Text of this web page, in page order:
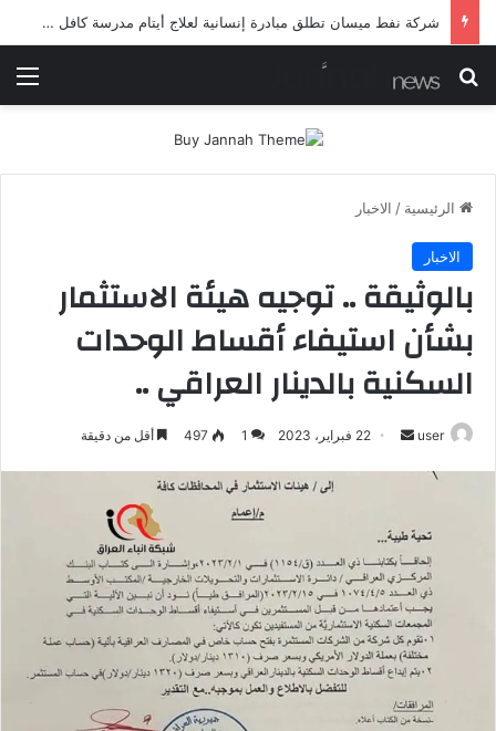
شرطة ميسان تلقي القبض على مطلقي العيارات النارية أثناء تشييع جنائزي في العمارة
بحث عن
الرئيسية / الاخبار
الاخبار
بالوثيقة .. توجيه هيئة الاستثمار
بشأن استيفاء أقساط الوحدات
السكنية بالدينار العراقي ..
user
أرسل 22 فبراير، 2023 1
497 أقل من دقيقة